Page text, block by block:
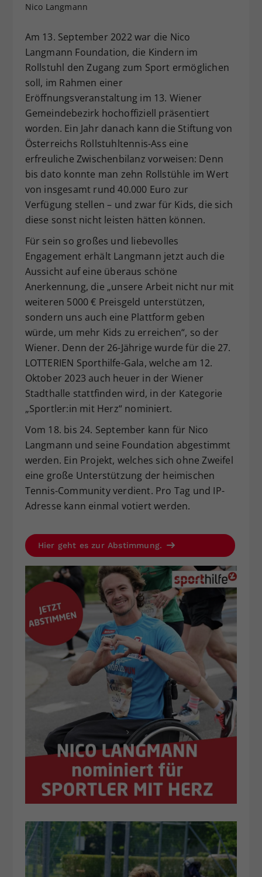
Nico Langmann
Am 13. September 2022 war die Nico
Langmann Foundation, die Kindern im
Rollstuhl den Zugang zum Sport ermöglichen
soll, im Rahmen einer
Eröffnungsveranstaltung im 13. Wiener
Gemeindebezirk hochoffiziell präsentiert
worden. Ein Jahr danach kann die Stiftung von
Österreichs Rollstuhltennis-Ass eine
erfreuliche Zwischenbilanz vorweisen: Denn
bis dato konnte man zehn Rollstühle im Wert
von insgesamt rund 40.000 Euro zur
Verfügung stellen – und zwar für Kids, die sich
diese sonst nicht leisten hätten können.
Für sein so großes und liebevolles
Engagement erhält Langmann jetzt auch die
Aussicht auf eine überaus schöne
Anerkennung, die „unsere Arbeit nicht nur mit
weiteren 5000 € Preisgeld unterstützen,
sondern uns auch eine Plattform geben
würde, um mehr Kids zu erreichen“, so der
Wiener. Denn der 26-Jährige wurde für die 27.
LOTTERIEN Sporthilfe-Gala, welche am 12.
Oktober 2023 auch heuer in der Wiener
Stadthalle stattfinden wird, in der Kategorie
„Sportler:in mit Herz“ nominiert.
Vom 18. bis 24. September kann für Nico
Langmann und seine Foundation abgestimmt
werden. Ein Projekt, welches sich ohne Zweifel
eine große Unterstützung der heimischen
Tennis-Community verdient. Pro Tag und IP-
Adresse kann einmal votiert werden.
Hier geht es zur Abstimmung.
Zweck
zufällig generierte ID, für die
historische Speicherung Ihrer
vorgenommen Einstellungen, falls der
Webseiten-Betreiber dies eingestellt